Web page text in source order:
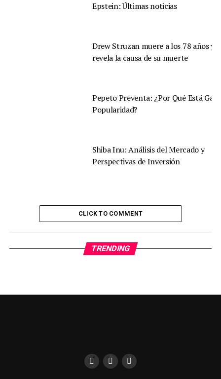
Epstein: Últimas noticias
Drew Struzan muere a los 78 años y
revela la causa de su muerte
Pepeto Preventa: ¿Por Qué Está
Popularidad?
Shiba Inu: Análisis del Mercado y
Perspectivas de Inversión
CLICK TO COMMENT
TRENDING